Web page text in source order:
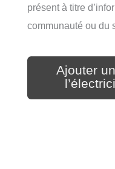
présent à titre
communauté ou du
Ajouter